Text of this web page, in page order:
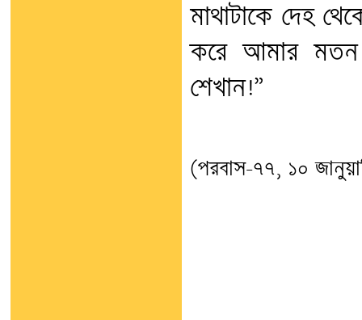
মাথাটাকে দেহ
করে আমার
শেখান!”
(পরবাস-৭৭, ১০